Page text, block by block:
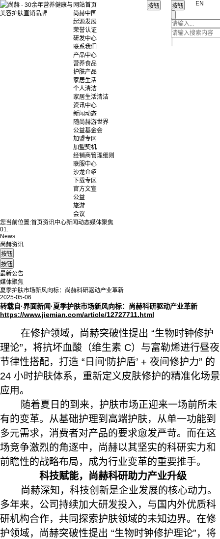
网站首页
尚赫中国
起源发展
荣誉认证
研发中心
联系我们
产品中心
营养食品
护肤产品
家居生活
个人清洁
家居生活清洁
资讯中心
新闻动态
随尚赫游世界
公益基金会
加盟专区
加盟契机
经销商管理细则
联服中心
沙龙介绍
下载专区
官方文宣
公益
旅游
会议
EN
您当前位置:首页资讯中心新闻动态媒体聚焦
01.
News
尚赫资讯
最新公告
媒体聚焦
夏季护肤市场新风向标：尚赫科研驱动产业革新
2025-05-06
转载自·界面新闻·夏季护肤市场新风向标：尚赫科研驱动产业革新
https://www.jiemian.com/article/12727711.html
在修护领域，尚赫突破性提出 “生物时钟修护
理论”，将抗坏血酸（维生素 C）与富勒烯进行昼夜
节律性搭配，打造 “日间‘防护盾’ + 夜间修护力” 的
24 小时护肤体系，重新定义皮肤修护的精准化场景
应用。
随着夏日的到来，护肤市场正迎来一场前所未
有的变革。从基础护理到高端护肤，从单一功能到
多元需求，消费者对产品的要求愈发严苛。而在这
场竞争激烈的角逐中，尚赫以其坚实的科研实力和
前瞻性的战略布局，成为行业变革的重要推手。
科技赋能，尚赫科研助力产业升级
尚赫深知，科技创新是企业发展的核心动力。
多年来，公司持续加大研发投入，与国内外优质科
研机构合作，共同探索护肤领域的未知边界。在修
护领域，尚赫突破性提出 “生物时钟修护理论”，将